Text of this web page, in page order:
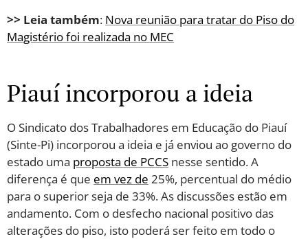
>> Leia também: Nova reunião para tratar do Piso do
Magistério foi realizada no MEC
Piauí incorporou a ideia
O Sindicato dos Trabalhadores em Educação do Piauí
(Sinte-Pi) incorporou a ideia e já enviou ao governo do
estado uma proposta de PCCS nesse sentido. A
diferença é que em vez de 25%, percentual do médio
para o superior seja de 33%. As discussões estão em
andamento. Com o desfecho nacional positivo das
alterações do piso, isto poderá ser feito em todo o